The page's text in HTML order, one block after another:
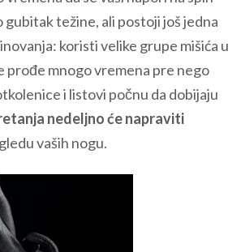
gubitak težine, ali postoji još jedna
koristi velike grupe mišića u
prođe mnogo vremena pre nego
i listovi počnu da dobijaju
nedeljno će napraviti
vaših nogu.